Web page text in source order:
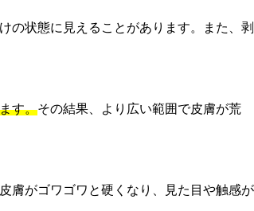
の状態に見えることがあります。また、剥
す。その結果、より広い範囲で皮膚が荒
膚がゴワゴワと硬くなり、見た目や触感が